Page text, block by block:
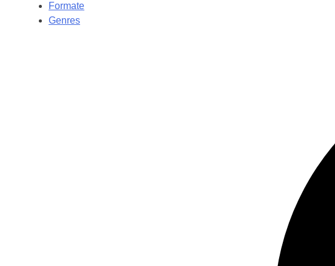
Formate
Genres